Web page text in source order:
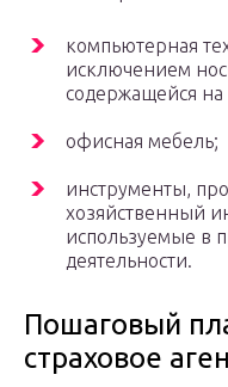
компьютерная
исключением
содержащейся
офисная мебель;
инструменты,
хозяйственный
используемые в
деятельности.
Пошаговый
страховое